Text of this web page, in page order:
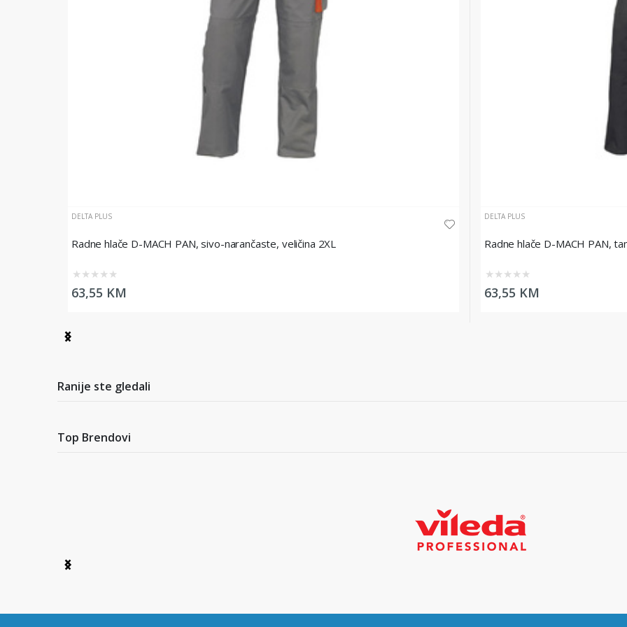
DELTA PLUS
Radne hlače D-MACH PAN, sivo-narančaste, veličina 2XL
★ ★ ★ ★ ★
63,55 KM
DELTA PLUS
Radne hlače D-MACH PAN,
★ ★ ★ ★ ★
63,55 KM
Item
7
Ranije ste gledali
Top Brendovi
Item